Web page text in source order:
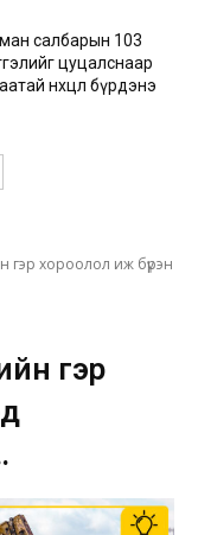
салбарын 103
цуцалснаар
нөхцөл бүрдэнэ